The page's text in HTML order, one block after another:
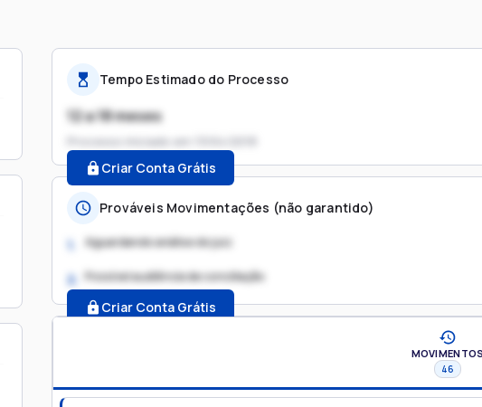
Tempo Estimado do Processo
12 a 18 meses
Processo iniciado em
Criar Conta Grátis
Prováveis Movimentações (não garantido)
1. Aguardando análise do juiz
2. Possível audiência de conciliação
Criar Conta Grátis
MOVIMENTOS
46